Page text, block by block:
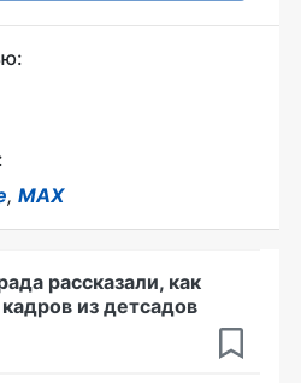
, MAX
рассказали, как
из детсадов